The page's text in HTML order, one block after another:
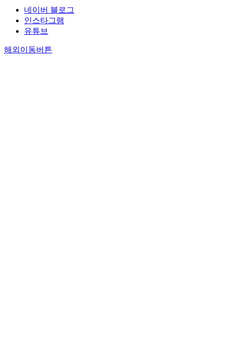
네이버 블로그
인스타그램
유튜브
해외이동버튼